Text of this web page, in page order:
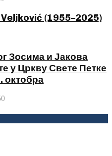
(1955–2025)
Зосима и Јакова
у Цркву Свете Петке
октобра